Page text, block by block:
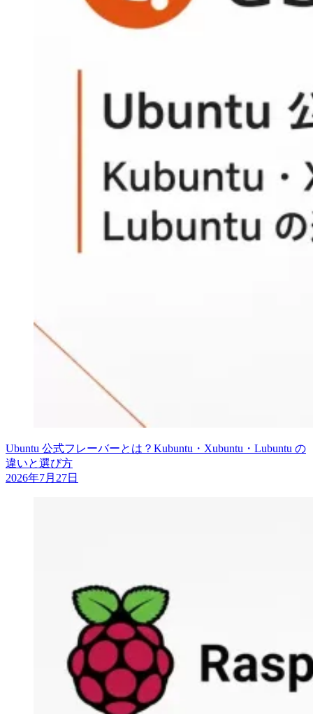
Ubuntu 公式フレーバーとは？Kubuntu・Xubuntu・Lubuntu の
違いと選び方
2026年7月27日